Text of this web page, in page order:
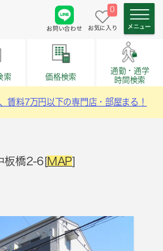
お問い合わせ
0
お気に入り
索 価格検索
通勤・通学
時間検索
賃料7万円以下の専門店・部屋まる！
板橋2-6[MAP]